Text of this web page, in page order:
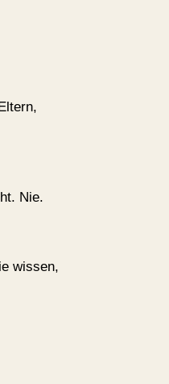
Nie.
wissen,